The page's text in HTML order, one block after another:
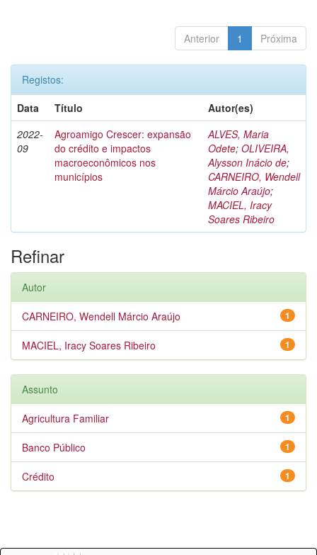
Anterior 1 Próxima
Registos:
Data
Título
Autor(es)
2022-
09
Agroamigo Crescer: expansão
do crédito e impactos
macroeconômicos nos
municípios
ALVES, Maria
Odete; OLIVEIRA,
Alysson Inácio de;
CARNEIRO, Wendell
Márcio Araújo;
MACIEL, Iracy
Soares Ribeiro
Refinar
Autor
1
CARNEIRO, Wendell Márcio Araújo
1
MACIEL, Iracy Soares Ribeiro
Assunto
1
Agricultura Familiar
1
Banco Público
1
Crédito